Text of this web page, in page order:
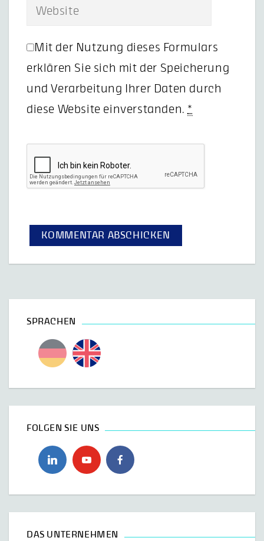
Mit der Nutzung dieses Formulars
erklären Sie sich mit der Speicherung
und Verarbeitung Ihrer Daten durch
diese Website einverstanden. *
SPRACHEN
FOLGEN SIE UNS
DAS UNTERNEHMEN